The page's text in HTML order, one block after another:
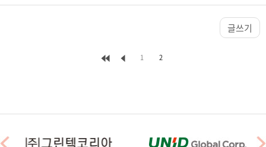
글쓰기
1 2